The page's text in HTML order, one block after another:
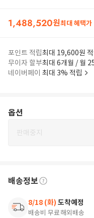
1,488,520원최대 혜택가
포인트 적립최대 19,600원 적
무이자 할부최대 6개월 / 월
네이버페이 최대 3% 적립
옵션
판매중지
배송정보
8/18 (화) 도착예정
배송비 무료해외배송